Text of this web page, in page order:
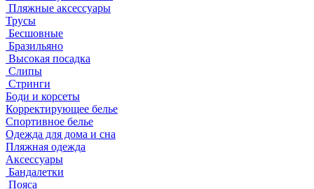
Пляжные аксессуары
Трусы
Бесшовные
Бразильяно
Высокая посадка
Слипы
Стринги
Боди и корсеты
Корректирующее белье
Спортивное белье
Одежда для дома и сна
Пляжная одежда
Аксессуары
Бандалетки
Пояса